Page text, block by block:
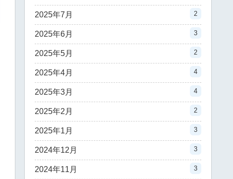
2025年7月 2
2025年6月 3
2025年5月 2
2025年4月 4
2025年3月 4
2025年2月 2
2025年1月 3
2024年12月 3
2024年11月 3